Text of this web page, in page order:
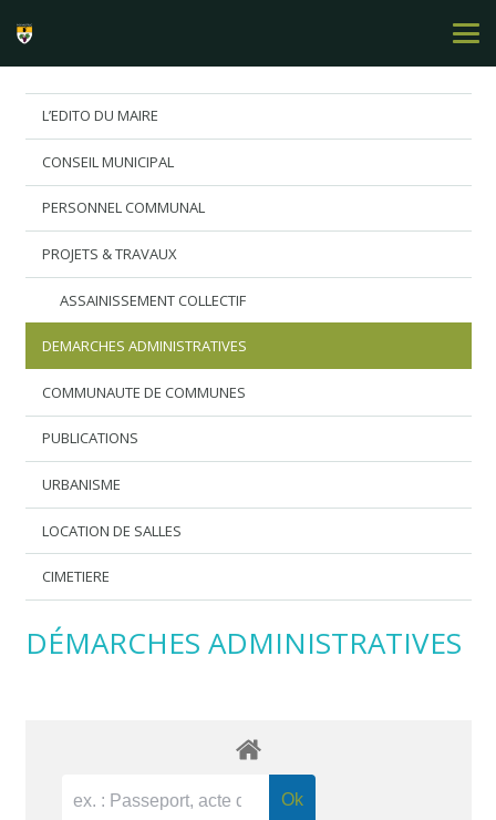
L’EDITO DU MAIRE
CONSEIL MUNICIPAL
PERSONNEL COMMUNAL
PROJETS & TRAVAUX
ASSAINISSEMENT COLLECTIF
DEMARCHES ADMINISTRATIVES
COMMUNAUTE DE COMMUNES
PUBLICATIONS
URBANISME
LOCATION DE SALLES
CIMETIERE
DÉMARCHES ADMINISTRATIVES